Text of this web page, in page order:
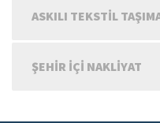
ASKILI TEKSTIL
ŞEHIR IÇI NAKLIYAT